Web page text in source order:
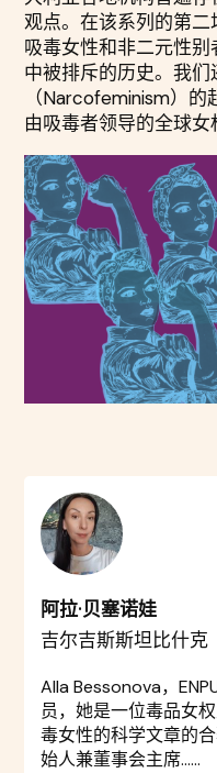
观点。在该系列的第
吸毒女性和非二元性
中被排斥的历史。我们
（Narcofeminism）
由吸毒者领导的全球女
阿拉·贝塞诺娃
吉尔吉斯斯坦比什克
Alla Bessonova，
员，她是一位毒品女
毒女性的科学文章的
始人兼董事会主席……